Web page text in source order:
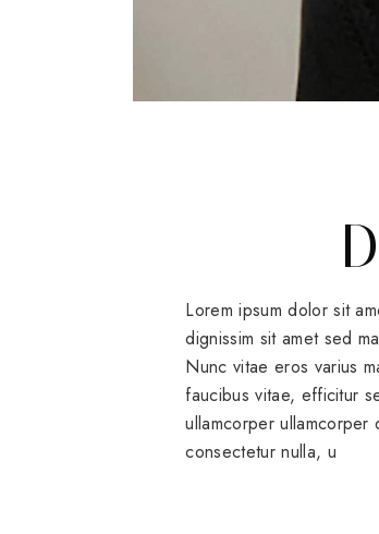
Lorem ipsum dolor sit
dignissim sit amet sed
Nunc vitae eros varius
faucibus vitae, efficitur
ullamcorper
consectetur nulla, u